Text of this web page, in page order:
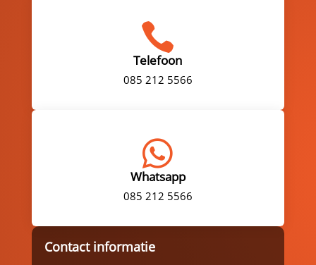

Telefoon
085 212 5566

Whatsapp
085 212 5566
Contact informatie